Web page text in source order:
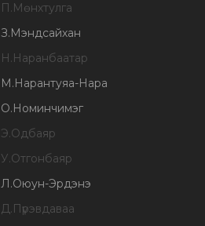
П.Мөнхтулга
З.Мэндсайхан
Н.Наранбаатар
М.Нарантуяа-Нара
О.Номинчимэг
Э.Одбаяр
У.Отгонбаяр
Л.Оюун-Эрдэнэ
Д.Пүрэвдаваа